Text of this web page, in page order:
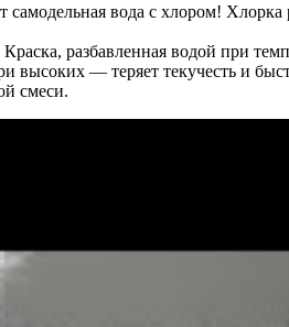
вода с хлором! Хлорка
разбавленная водой при
высоких — теряет текучесть и
смеси.